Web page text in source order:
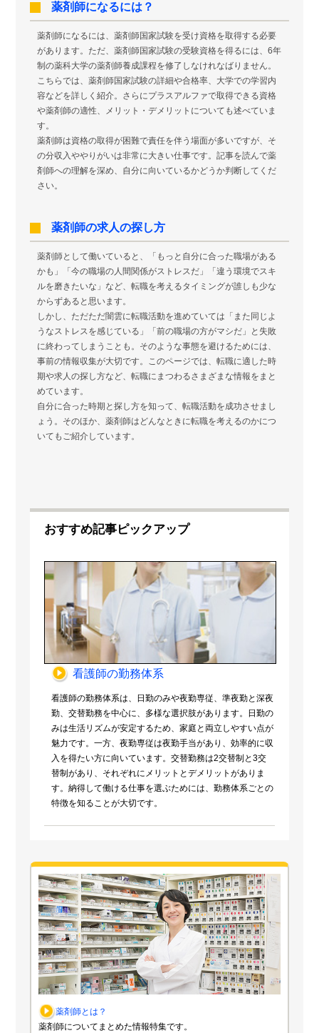
薬剤師になるには？
薬剤師になるには、薬剤師国家試験を受け資格を取得する必要
があります。ただ、薬剤師国家試験の受験資格を得るには、6年
制の薬科大学の薬剤師養成課程を修了しなけれなばりません。
こちらでは、薬剤師国家試験の詳細や合格率、大学での学習内
容などを詳しく紹介。さらにプラスアルファで取得できる資格
や薬剤師の適性、メリット・デメリットについても述べていま
す。
薬剤師は資格の取得が困難で責任を伴う場面が多いですが、そ
の分収入ややりがいは非常に大きい仕事です。記事を読んで薬
剤師への理解を深め、自分に向いているかどうか判断してくだ
さい。
薬剤師の求人の探し方
薬剤師として働いていると、「もっと自分に合った職場がある
かも」「今の職場の人間関係がストレスだ」「違う環境でスキ
ルを磨きたいな」など、転職を考えるタイミングが誰しも少な
からずあると思います。
しかし、ただただ闇雲に転職活動を進めていては「また同じよ
うなストレスを感じている」「前の職場の方がマシだ」と失敗
に終わってしまうことも。そのような事態を避けるためには、
事前の情報収集が大切です。このページでは、転職に適した時
期や求人の探し方など、転職にまつわるさまざまな情報をまと
めています。
自分に合った時期と探し方を知って、転職活動を成功させまし
ょう。そのほか、薬剤師はどんなときに転職を考えるのかにつ
いてもご紹介しています。
おすすめ記事ピックアップ
看護師の勤務体系
看護師の勤務体系は、日勤のみや夜勤専従、準夜勤と深夜
勤、交替勤務を中心に、多様な選択肢があります。日勤の
みは生活リズムが安定するため、家庭と両立しやすい点が
魅力です。一方、夜勤専従は夜勤手当があり、効率的に収
入を得たい方に向いています。交替勤務は2交替制と3交
替制があり、それぞれにメリットとデメリットがありま
す。納得して働ける仕事を選ぶためには、勤務体系ごとの
特徴を知ることが大切です。
薬剤師とは？
薬剤師についてまとめた情報特集です。